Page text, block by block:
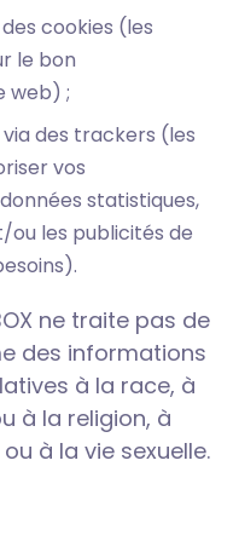
cookies (les
le bon
web) ;
des trackers (les
vos
statistiques,
les publicités de
ne traite pas de
des informations
à la race, à
à la religion, à
à la vie sexuelle.